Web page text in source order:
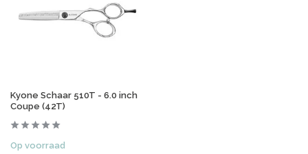
Kyone Schaar 510T - 6.0 inch
Coupe (42T)
Op voorraad